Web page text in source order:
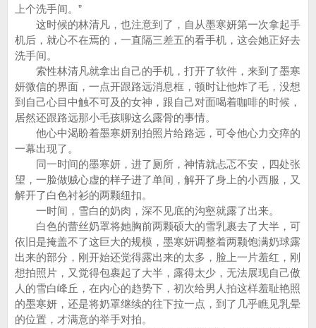
上个洗手间。”
这时候的林清凡，也注意到了，自从墨寒妍第一次拿起手
机后，就心不在焉的，一直隔三差五的看手机，这会她正好去
洗手间。
索性林清凡就拿出自己的手机，打开了软件，来到了墨寒
妍微信的界面，一点开跟路远消息框，顿时让他炸了毛，没想
到自己心目中触不可及的女神，跟自己对面喝着咖啡的时候，
居然还跟路远那小毛孩聊这么露骨的事情。
他心中渴盼着墨寒妍别拍照片给路远，可令他心力交瘁的
一幕出现了。
同一时间的墨寒妍，进了厕所，神情就忐忑不安，四处张
望，一脸做贼心虚的样子进了单间，解开了身上的小西服，又
解开了白色衬衫的两颗纽扣。
一时间，雪白的奶肉，深不见底的沟壑就露了出来。
白色的蕾丝奶罩将她胸前两颗硕大的雪乳裹去了大半，可
依旧是掩盖不了这巨大的规模，墨寒妍调整着两颗饱满奶球露
出来的部分，刚开始还觉得露出来的太多，脸上一片羞红，刚
想拍照片，又觉得包裹起了大半，露得太少，无法展现自己傲
人的雪白峰丘，在内心的趋势下，初次给男人拍这样羞耻艳照
的墨寒妍，还是将奶罩继续的往下拉一点，到了几乎瞧见乳晕
的位置，才满意的举手对拍。